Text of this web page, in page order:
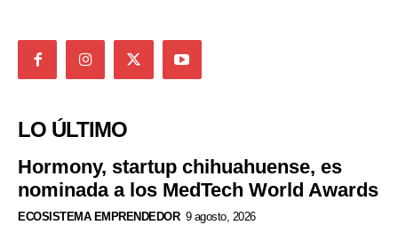
LO ÚLTIMO
Hormony, startup chihuahuense, es
nominada a los MedTech World Awards
ECOSISTEMA EMPRENDEDOR 9 agosto, 2026